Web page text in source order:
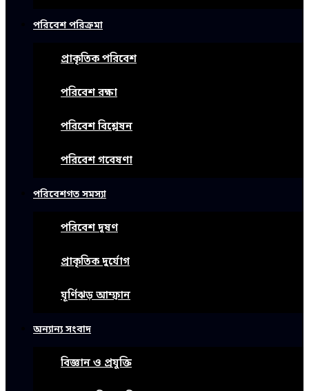
পরিবেশ পরিক্রমা
প্রাকৃতিক পরিবেশ
পরিবেশ রক্ষা
পরিবেশ বিশ্লেষন
পরিবেশ গবেষণা
পরিবেশগত সমস্যা
পরিবেশ দূষণ
প্রাকৃতিক দুর্যোগ
ঘূর্ণিঝড় আম্ফান
অন্যান্য সংবাদ
বিজ্ঞান ও প্রযুক্তি